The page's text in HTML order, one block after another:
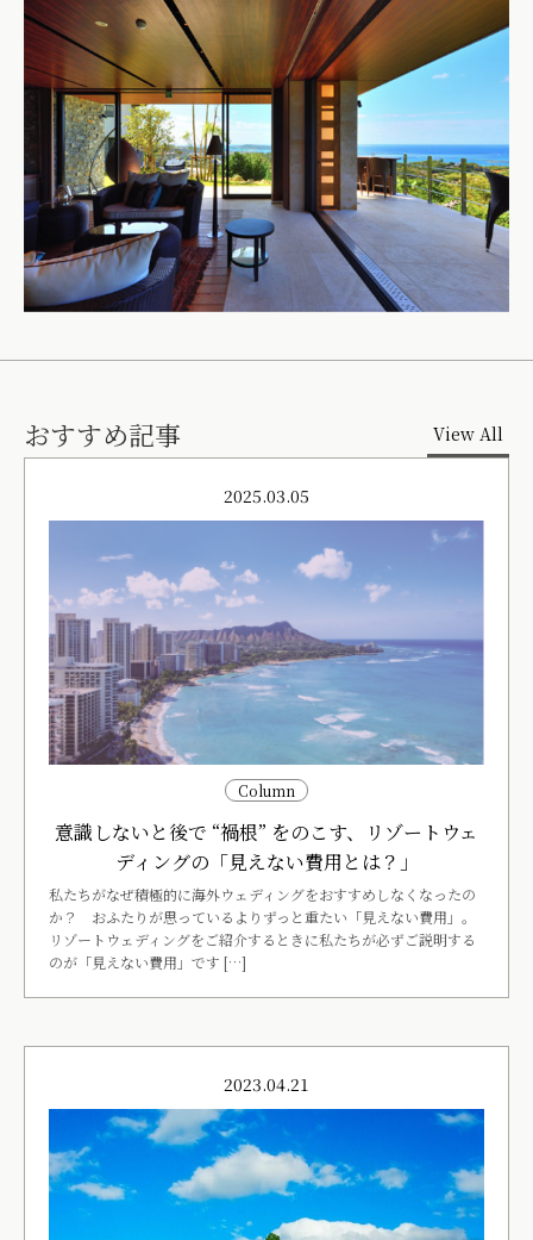
おすすめ記事 View All
2025.03.05
Column
意識しないと後で “禍根” をのこす、リゾートウェ
ディングの「見えない費用とは？」
私たちがなぜ積極的に海外ウェディングをおすすめしなくなったの
か？ おふたりが思っているよりずっと重たい「見えない費用」。
リゾートウェディングをご紹介するときに私たちが必ずご説明する
のが「見えない費用」です […]
2023.04.21